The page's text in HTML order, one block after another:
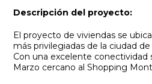
Descripción del proyecto:
El proyecto de viviendas se
más privilegiadas de la ciudad
Con una excelente conectividad
Marzo cercano al Shopping